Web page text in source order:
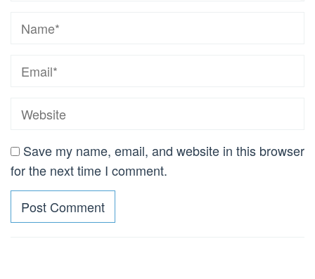
Save my name, email, and website in this browser
for the next time I comment.